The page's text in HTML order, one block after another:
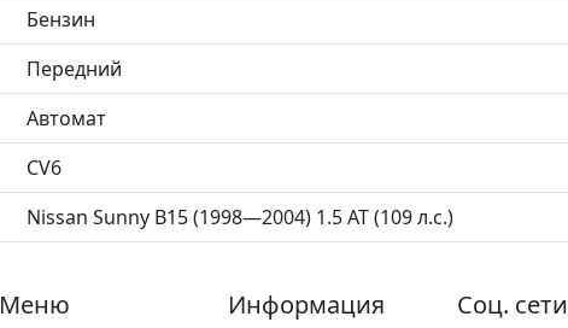
Бензин
Передний
Автомат
CV6
Nissan Sunny B15 (1998—2004) 1.5 AT (109 л.с.)
Меню Информация Соц. сети